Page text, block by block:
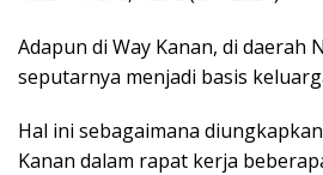
Adapun di Way Kanan, di daerah
seputarnya menjadi basis
Hal ini sebagaimana
Kanan dalam rapat kerja